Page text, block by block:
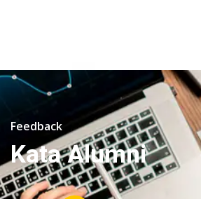
Feedback
Kata Alumni